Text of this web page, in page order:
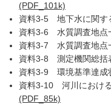
(PDF_101k)
資料3-5 地下水に関す
資料3-6 水質調査地点
資料3-7 水質調査地点
資料3-8 測定機関総
資料3-9 環境基準達成
資料3-10 河川におけ
(PDF_85k)